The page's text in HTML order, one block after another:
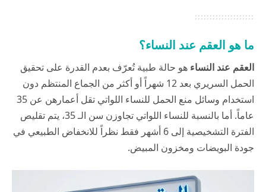
ما هو العقم عند النساء؟
العقم عند النساء هو حالة طبية تُعرّف بعدم القدرة على تحقيق
الحمل السريري بعد 12 شهراً أو أكثر من الجماع المنتظم دون
استخدام وسائل منع الحمل للنساء اللواتي تقل أعمارهن عن 35
عاماً. أما بالنسبة للنساء اللواتي تجاوزن سن الـ 35، يتم تقليص
الفترة التشخيصية إلى 6 أشهر فقط نظراً للانخفاض الطبيعي في
جودة البويضات ومخزون المبيض.